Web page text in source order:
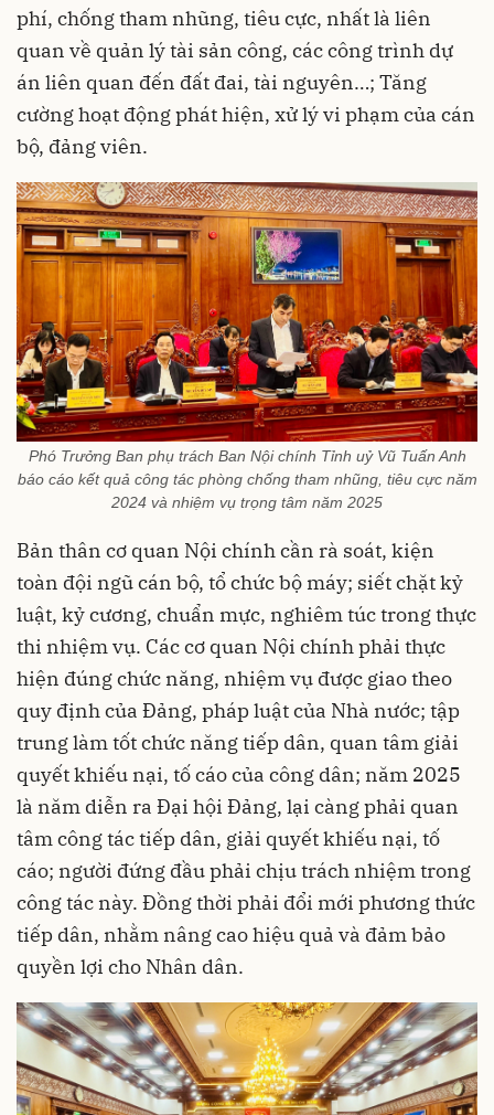
phí, chống tham nhũng, tiêu cực, nhất là liên
quan về quản lý tài sản công, các công trình dự
án liên quan đến đất đai, tài nguyên…; Tăng
cường hoạt động phát hiện, xử lý vi phạm của cán
bộ, đảng viên.
Phó Trưởng Ban phụ trách Ban Nội chính Tỉnh uỷ Vũ Tuấn Anh
báo cáo kết quả công tác phòng chống tham nhũng, tiêu cực năm
2024 và nhiệm vụ trọng tâm năm 2025
Bản thân cơ quan Nội chính cần rà soát, kiện
toàn đội ngũ cán bộ, tổ chức bộ máy; siết chặt kỷ
luật, kỷ cương, chuẩn mực, nghiêm túc trong thực
thi nhiệm vụ. Các cơ quan Nội chính phải thực
hiện đúng chức năng, nhiệm vụ được giao theo
quy định của Đảng, pháp luật của Nhà nước; tập
trung làm tốt chức năng tiếp dân, quan tâm giải
quyết khiếu nại, tố cáo của công dân; năm 2025
là năm diễn ra Đại hội Đảng, lại càng phải quan
tâm công tác tiếp dân, giải quyết khiếu nại, tố
cáo; người đứng đầu phải chịu trách nhiệm trong
công tác này. Đồng thời phải đổi mới phương thức
tiếp dân, nhằm nâng cao hiệu quả và đảm bảo
quyền lợi cho Nhân dân.